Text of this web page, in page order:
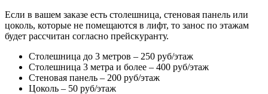
Если в вашем заказе есть столешница, стеновая панель или
цоколь, которые не помещаются в лифт, то занос по этажам
будет рассчитан согласно прейскуранту.
Столешница до 3 метров – 250 руб/этаж
Столешница 3 метра и более – 400 руб/этаж
Стеновая панель – 200 руб/этаж
Цоколь – 50 руб/этаж